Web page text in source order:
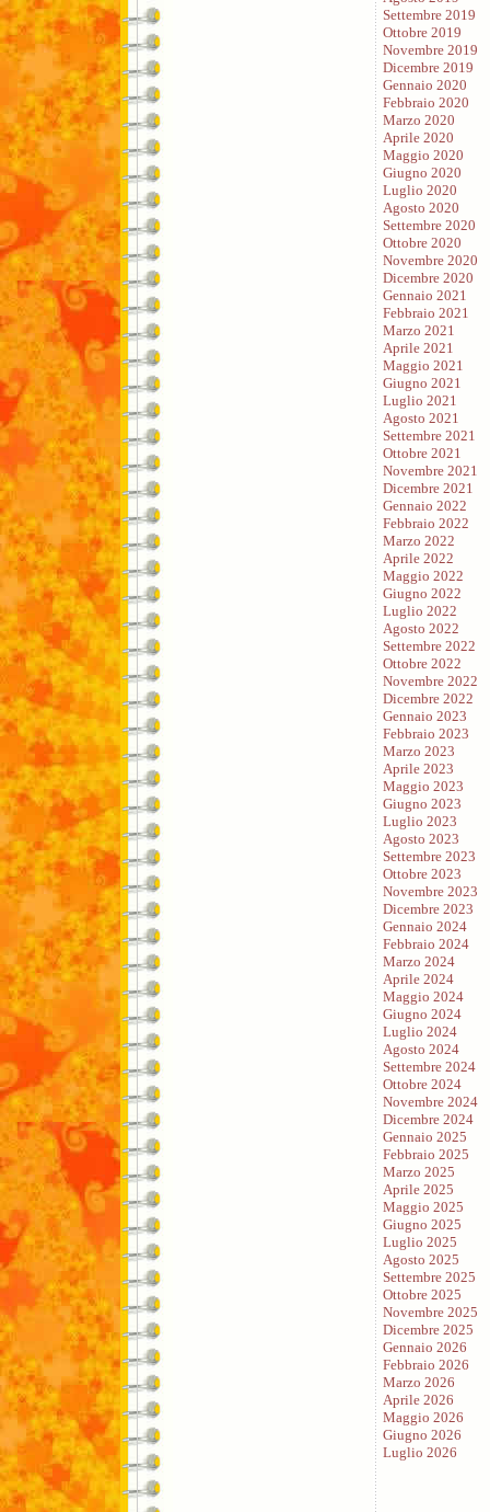
Settembre 2019
Ottobre 2019
Novembre 2019
Dicembre 2019
Gennaio 2020
Febbraio 2020
Marzo 2020
Aprile 2020
Maggio 2020
Giugno 2020
Luglio 2020
Agosto 2020
Settembre 2020
Ottobre 2020
Novembre 2020
Dicembre 2020
Gennaio 2021
Febbraio 2021
Marzo 2021
Aprile 2021
Maggio 2021
Giugno 2021
Luglio 2021
Agosto 2021
Settembre 2021
Ottobre 2021
Novembre 2021
Dicembre 2021
Gennaio 2022
Febbraio 2022
Marzo 2022
Aprile 2022
Maggio 2022
Giugno 2022
Luglio 2022
Agosto 2022
Settembre 2022
Ottobre 2022
Novembre 2022
Dicembre 2022
Gennaio 2023
Febbraio 2023
Marzo 2023
Aprile 2023
Maggio 2023
Giugno 2023
Luglio 2023
Agosto 2023
Settembre 2023
Ottobre 2023
Novembre 2023
Dicembre 2023
Gennaio 2024
Febbraio 2024
Marzo 2024
Aprile 2024
Maggio 2024
Giugno 2024
Luglio 2024
Agosto 2024
Settembre 2024
Ottobre 2024
Novembre 2024
Dicembre 2024
Gennaio 2025
Febbraio 2025
Marzo 2025
Aprile 2025
Maggio 2025
Giugno 2025
Luglio 2025
Agosto 2025
Settembre 2025
Ottobre 2025
Novembre 2025
Dicembre 2025
Gennaio 2026
Febbraio 2026
Marzo 2026
Aprile 2026
Maggio 2026
Giugno 2026
Luglio 2026